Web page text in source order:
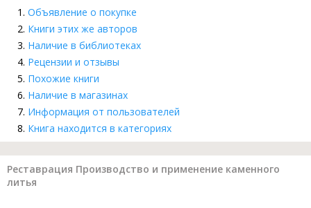
Объявление о покупке
Книги этих же авторов
Наличие в библиотеках
Рецензии и отзывы
Похожие книги
Наличие в магазинах
Информация от пользователей
Книга находится в категориях
Реставрация Производство и применение каменного
литья